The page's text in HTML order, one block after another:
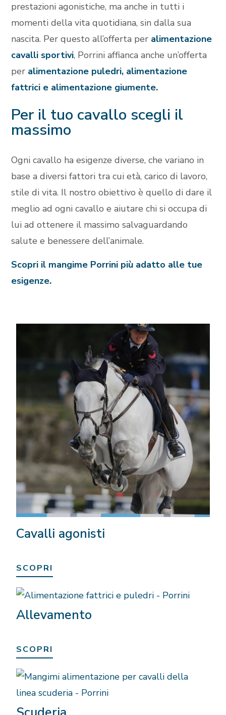
prestazioni agonistiche, ma anche in tutti i
momenti della vita quotidiana, sin dalla sua
nascita. Per questo all’offerta per alimentazione
cavalli sportivi, Porrini affianca anche un’offerta
per alimentazione puledri, alimentazione
fattrici e alimentazione giumente.
Per il tuo cavallo scegli il
massimo
Ogni cavallo ha esigenze diverse, che variano in
base a diversi fattori tra cui età, carico di lavoro,
stile di vita. Il nostro obiettivo è quello di dare il
meglio ad ogni cavallo e aiutare chi si occupa di
lui ad ottenere il massimo salvaguardando
salute e benessere dell’animale.
Scopri il mangime Porrini più adatto alle tue
esigenze.
Cavalli agonisti
SCOPRI
Allevamento
SCOPRI